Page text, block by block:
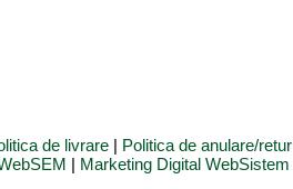
de livrare | Politica de anulare/retur
| Marketing Digital WebSistem